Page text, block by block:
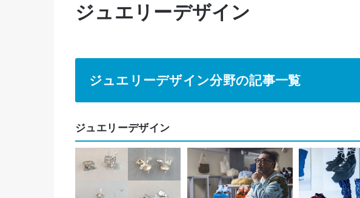
ジュエリーデザイン
ジュエリーデザイン分野の記事一覧
ジュエリーデザイン